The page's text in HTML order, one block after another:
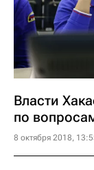
Власти
по
8 октября 2018,